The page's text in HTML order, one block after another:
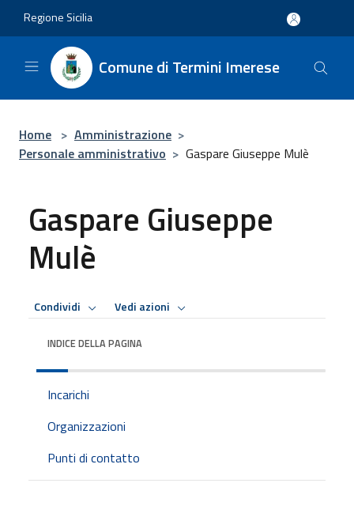
Regione Sicilia
Comune di Termini Imerese
Home > Amministrazione >
Personale amministrativo > Gaspare Giuseppe Mulè
Gaspare Giuseppe
Mulè
Condividi Vedi azioni
INDICE DELLA PAGINA
Incarichi
Organizzazioni
Punti di contatto